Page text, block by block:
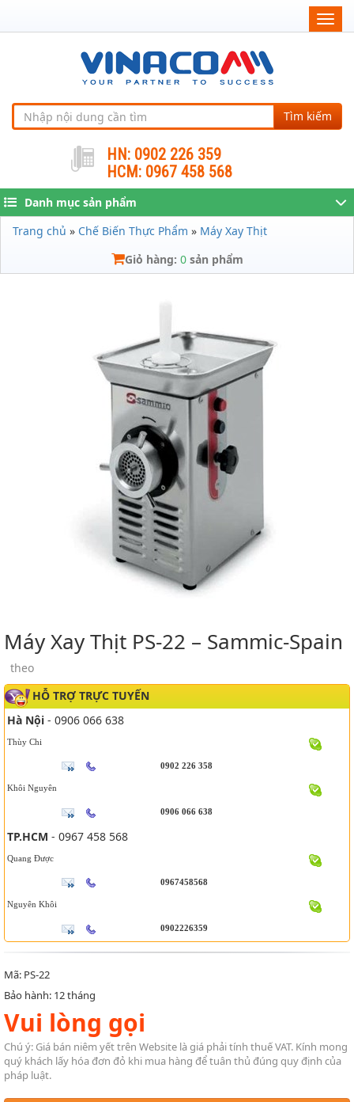
Tìm kiếm
HN: 0902 226 359
HCM: 0967 458 568
Danh mục sản phẩm
Trang chủ » Chế Biến Thực Phẩm » Máy Xay Thịt
Giỏ hàng: 0sản phẩm
Máy Xay Thịt PS-22 – Sammic-Spain
theo
HỖ TRỢ TRỰC TUYẾN
Hà Nội - 0906 066 638
Thùy Chi
0902 226 358
Khôi Nguyên
0906 066 638
TP.HCM - 0967 458 568
Quang Được
0967458568
Nguyên Khôi
0902226359
Mã: PS-22
Bảo hành: 12 tháng
Vui lòng gọi
Chú ý: Giá bán niêm yết trên Website là giá phải tính thuế VAT. Kính mong
quý khách lấy hóa đơn đỏ khi mua hàng để tuân thủ đúng quy định của
pháp luật.